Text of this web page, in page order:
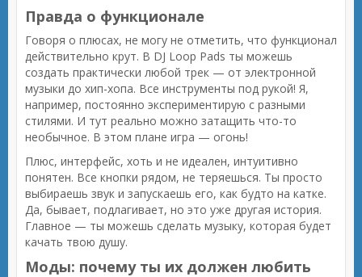
Правда о функционале
Говоря о плюсах, не могу не отметить, что функционал
действительно крут. В DJ Loop Pads ты можешь
создать практически любой трек — от электронной
музыки до хип-хопа. Все инструменты под рукой! Я,
например, постоянно экспериментирую с разными
стилями. И тут реально можно затащить что-то
необычное. В этом плане игра — огонь!
Плюс, интерфейс, хоть и не идеален, интуитивно
понятен. Все кнопки рядом, не теряешься. Ты просто
выбираешь звук и запускаешь его, как будто на катке.
Да, бывает, подлагивает, но это уже другая история.
Главное — ты можешь сделать музыку, которая будет
качать твою душу.
Моды: почему ты их должен любить